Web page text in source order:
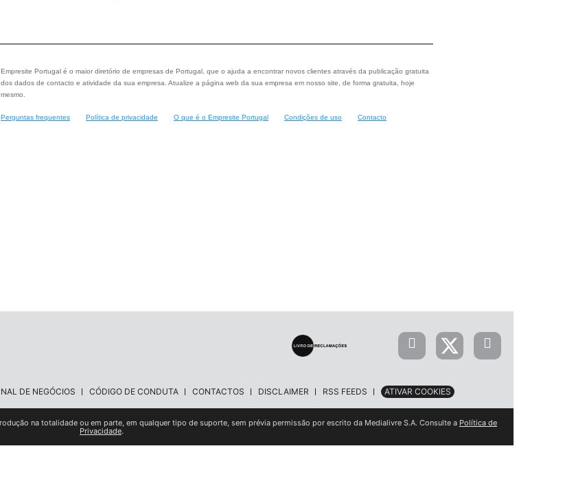
Empresite Portugal é o maior diretório de empresas de Portugal, que o ajuda a encontrar novos clientes através da publicação gratuita
dos dados de contacto e atividade da sua empresa. Atualize a página web da sua empresa em nosso site, de forma gratuita, hoje
mesmo.
Perguntas frequentes Política de privacidade O que é o Empresite Portugal Condições de uso Contacto